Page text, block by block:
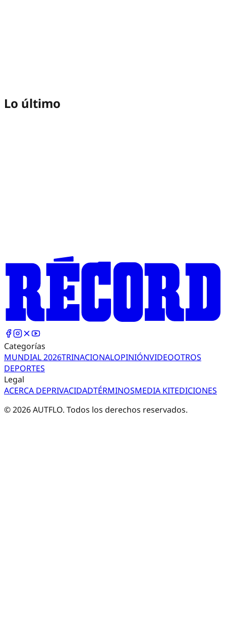
Lo último
Categorías
MUNDIAL 2026TRINACIONALOPINIÓNVIDEOOTROS
DEPORTES
Legal
ACERCA DEPRIVACIDADTÉRMINOSMEDIA KITEDICIONES
©2026AUTFLO. Todos los derechos reservados.